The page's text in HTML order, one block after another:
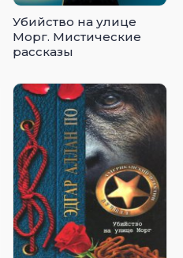
Убийство на улице
Морг. Мистические
рассказы